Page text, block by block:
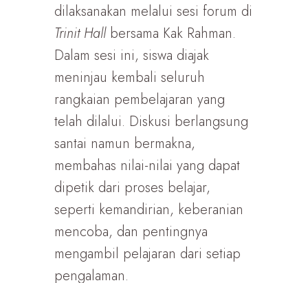
dilaksanakan melalui sesi forum di
Trinit Hallbersama Kak Rahman.
Dalam sesi ini, siswa diajak
meninjau kembali seluruh
rangkaian pembelajaran yang
telah dilalui. Diskusi berlangsung
santai namun bermakna,
membahas nilai-nilai yang dapat
dipetik dari proses belajar,
seperti kemandirian, keberanian
mencoba, dan pentingnya
mengambil pelajaran dari setiap
pengalaman.